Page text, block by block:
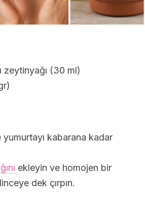
zeytinyağı (30 ml)
yumurtayı kabarana kadar
ekleyin ve homojen bir
dek çırpın.